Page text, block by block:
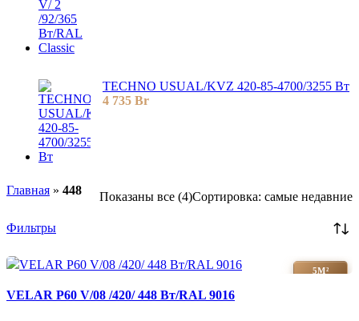
TECHNO USUAL/KVZ 420-85-4700/3255 Вт
4 735 Br
Главная » 448 Показаны все (4)Сортировка: самые недавние
Фильтры
5М²
VELAR P60 V/08 /420/ 448 Bт/RAL 9016